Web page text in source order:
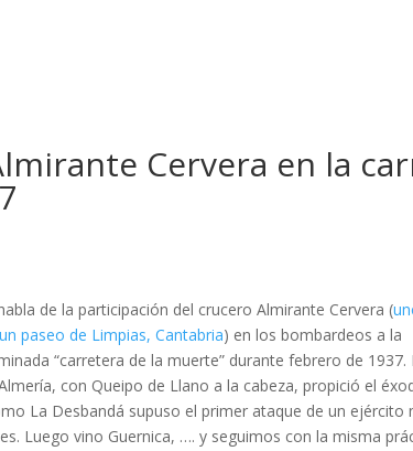
Cervera en la
de la participación del crucero Almirante Cervera (
paseo de Limpias, Cantabria) en los bombardeos a la
“carretera de la muerte” durante febrero de
con Queipo de Llano a la cabeza, propició el
La Desbandá supuso el primer ataque de un
Luego vino Guernica, …. y seguimos con la misma